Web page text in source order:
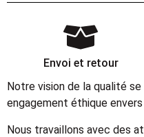
Envoi et retour
Notre vision de la qualité
engagement éthique
Nous travaillons avec des